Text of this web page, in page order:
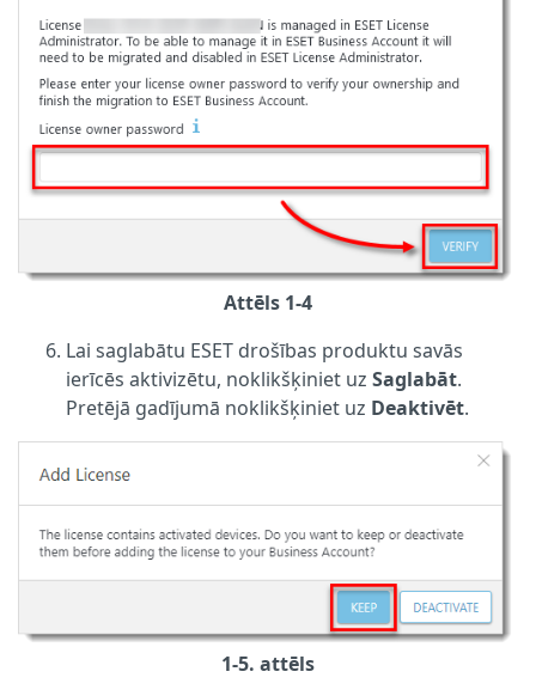
Attēls 1-4
Lai saglabātu ESET drošības produktu savās
ierīcēs aktivizētu, noklikšķiniet uz Saglabāt.
Pretējā gadījumā noklikšķiniet uz Deaktivēt.
1-5. attēls